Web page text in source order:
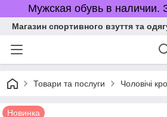
Мужская обувь в наличии.
Магазин спортивного взуття та
Товари та послуги Чоловічі
Новинка